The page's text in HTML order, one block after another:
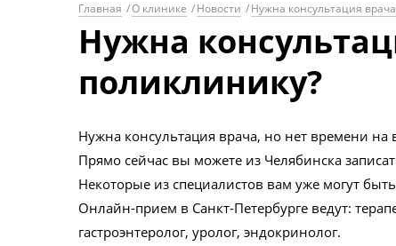
Главная /О клинике /Новости /Нужна консультация
Нужна
поликлинику?
Нужна консультация врача, но нет времени на
Прямо сейчас вы можете из Челябинска
Некоторые из специалистов вам уже могут
Онлайн-прием в Санкт-Петербурге ведут:
гастроэнтеролог, уролог, эндокринолог.